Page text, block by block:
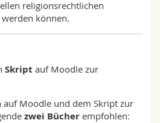
religionsrechtlichen
können.
Skript auf Moodle zur
auf Moodle und dem Skript zur
zwei Bücher empfohlen: